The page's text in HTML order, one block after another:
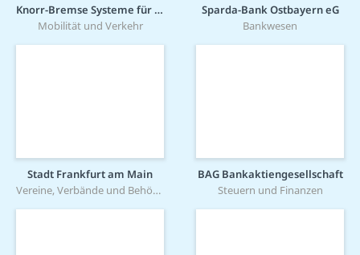
Knorr-Bremse Systeme für Schienenfahrzeuge GmbH
Mobilität und Verkehr
Sparda-Bank Ostbayern eG
Bankwesen
Stadt Frankfurt am Main
Vereine, Verbände und Behörden
BAG Bankaktiengesellschaft
Steuern und Finanzen